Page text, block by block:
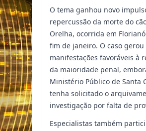
O tema ganhou novo
repercussão da morte do
Orelha, ocorrida em
fim de janeiro. O caso gerou
manifestações favoráveis à
da maioridade penal,
Ministério Público de Santa
tenha solicitado o
investigação por falta de
Especialistas também